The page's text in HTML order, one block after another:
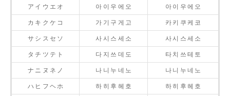
ア イ ウ エ オ 아 이 우 에 오 아 이 우 에 오
カ キ ク ケ コ 가 기 구 게 고 카 키 쿠 케 코
サ シ ス セ ソ 사 시 스 세 소 사 시 스 세 소
タ チ ツ テ ト 다 지 쓰 데 도 타 치 쓰 테 토
ナ ニ ヌ ネ ノ 나 니 누 네 노 나 니 누 네 노
ハ ヒ フ ヘ ホ 하 히 후 헤 호 하 히 후 헤 호